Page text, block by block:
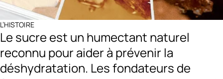
L’HISTOIRE
Le sucre est un humectant naturel
reconnu pour aider à prévenir la
déshydratation. Les fondateurs de